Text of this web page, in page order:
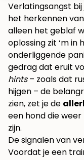
Verlatingsangst
het herkennen
alleen het geblaf
oplossing zit ‘m in
onderliggende
gedrag dat eruit
hints– zoals dat
hijgen – de
zien, zet je de
een hond die
zijn.
De signalen van
Voordat je een